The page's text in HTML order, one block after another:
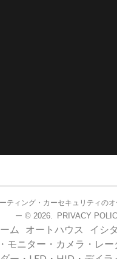
ティング・カーセキュリティの
ー © 2026. PRIVACY
ム オートハウス
イシ
モニター・カメラ・レ